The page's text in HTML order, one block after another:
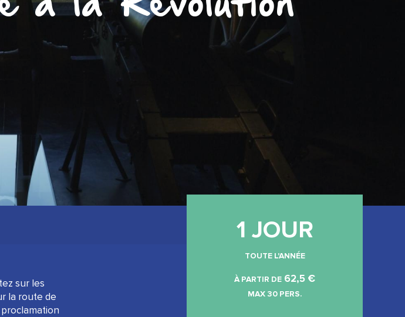
sur les
la route de
1 JOUR
TOUTE L'ANNÉE
À PARTIR DE 62,5 €
MAX 30 PERS.